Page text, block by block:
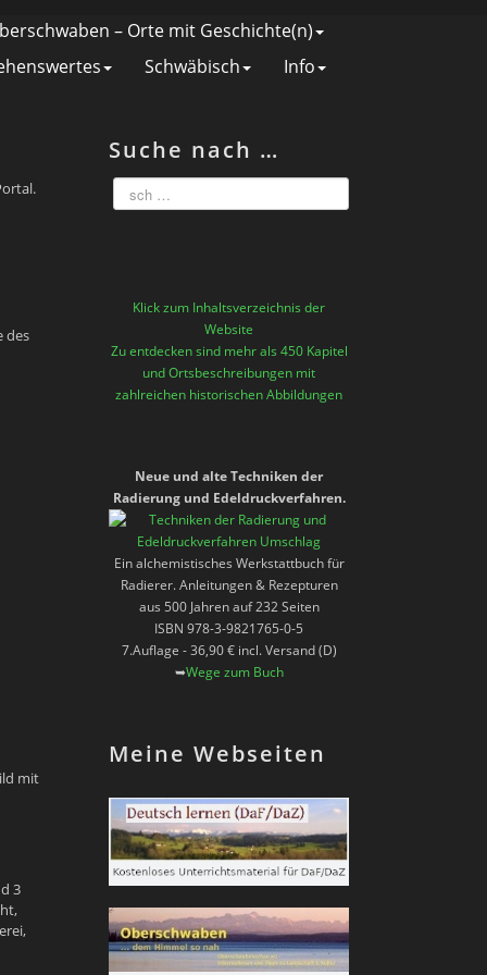
– Orte mit Geschichte(n)
Schwäbisch Info
des
mit
3
Suche nach …
Klick zum Inhaltsverzeichnis der
Website
Zu entdecken sind mehr als 450 Kapitel
und Ortsbeschreibungen mit
zahlreichen historischen Abbildungen
Neue und alte Techniken der
Radierung und Edeldruckverfahren.
Ein alchemistisches Werkstattbuch für
Radierer. Anleitungen & Rezepturen
aus 500 Jahren auf 232 Seiten
ISBN 978-3-9821765-0-5
7.Auflage - 36,90 € incl. Versand (D)
➥Wege zum Buch
Meine Webseiten